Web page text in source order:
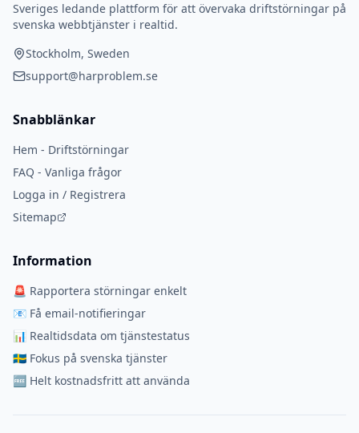
Sveriges ledande plattform för att övervaka driftstörningar på
svenska webbtjänster i realtid.
Stockholm, Sweden
support@harproblem.se
Snabblänkar
Hem - Driftstörningar
FAQ - Vanliga frågor
Logga in / Registrera
Sitemap
Information
🚨 Rapportera störningar enkelt
📧 Få email-notifieringar
📊 Realtidsdata om tjänstestatus
🇸🇪 Fokus på svenska tjänster
🆓 Helt kostnadsfritt att använda